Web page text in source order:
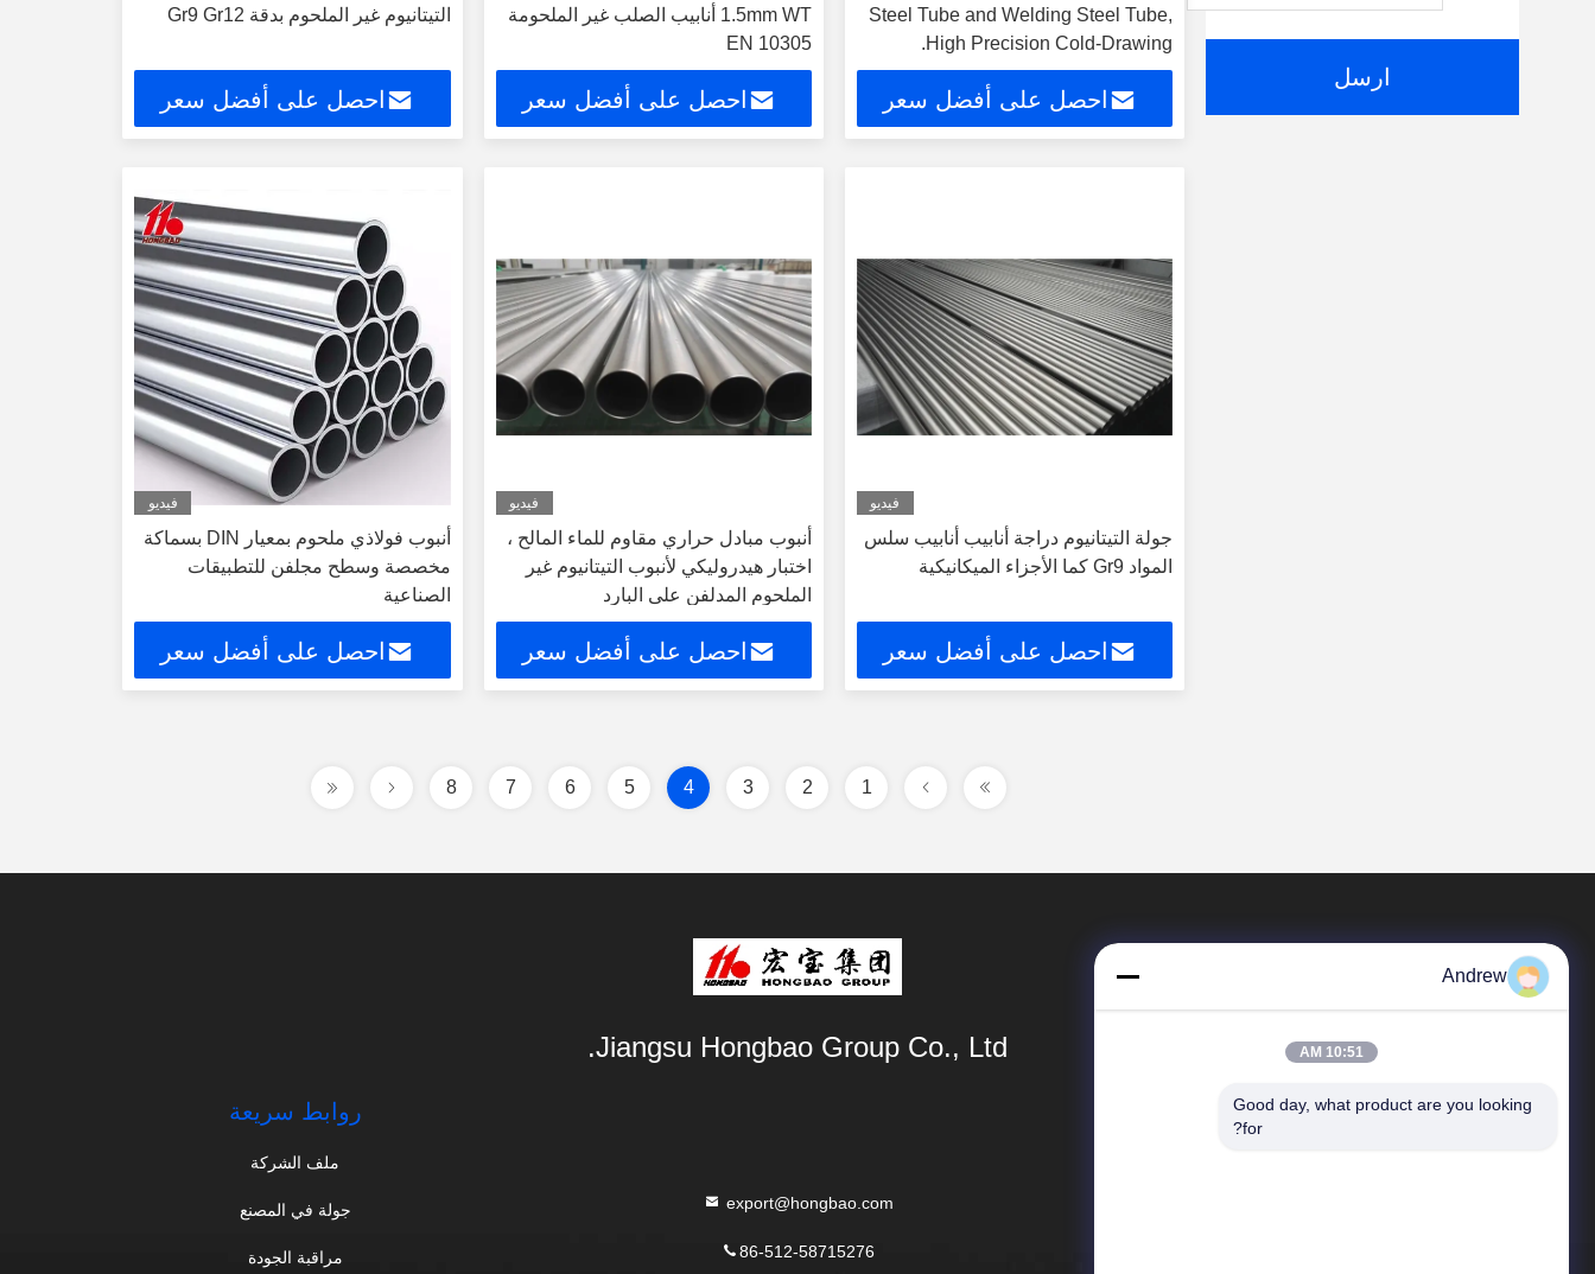
ارسل
Steel Tube and Welding Steel Tube,
High Precision Cold-Drawing.
احصل على أفضل سعر
1.5mm WT أنابيب الصلب غير الملحومة
EN 10305
احصل على أفضل سعر
التيتانيوم غير الملحوم بدقة Gr9 Gr12
احصل على أفضل سعر
فيديو
جولة التيتانيوم دراجة أنابيب أنابيب سلس
المواد Gr9 كما الأجزاء الميكانيكية
احصل على أفضل سعر
فيديو
أنبوب مبادل حراري مقاوم للماء المالح ،
اختبار هيدروليكي لأنبوب التيتانيوم غير
الملحوم المدلفن على البارد
احصل على أفضل سعر
فيديو
أنبوب فولاذي ملحوم بمعيار DIN بسماكة
مخصصة وسطح مجلفن للتطبيقات
الصناعية
احصل على أفضل سعر
1
2
3
4
5
6
7
8
Jiangsu Hongbao Group Co., Ltd.
المنتجات
export@hongbao.com
86-512-58715276
روابط سريعة
ملف الشركة
جولة في المصنع
مراقبة الجودة
Andrew
10:51 AM
Good day, what product are you looking
for?